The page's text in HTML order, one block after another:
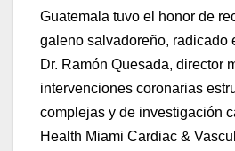
Guatemala tuvo el honor de
galeno salvadoreño, radicado
Dr. Ramón Quesada, director
intervenciones coronarias
complejas y de investigación
Health Miami Cardiac &